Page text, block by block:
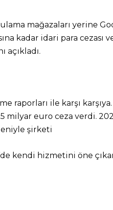
mağazaları yerine
kadar idari para cezası
açıkladı.
raporları ile karşı
milyar euro ceza verdi.
şirketi
kendi hizmetini öne